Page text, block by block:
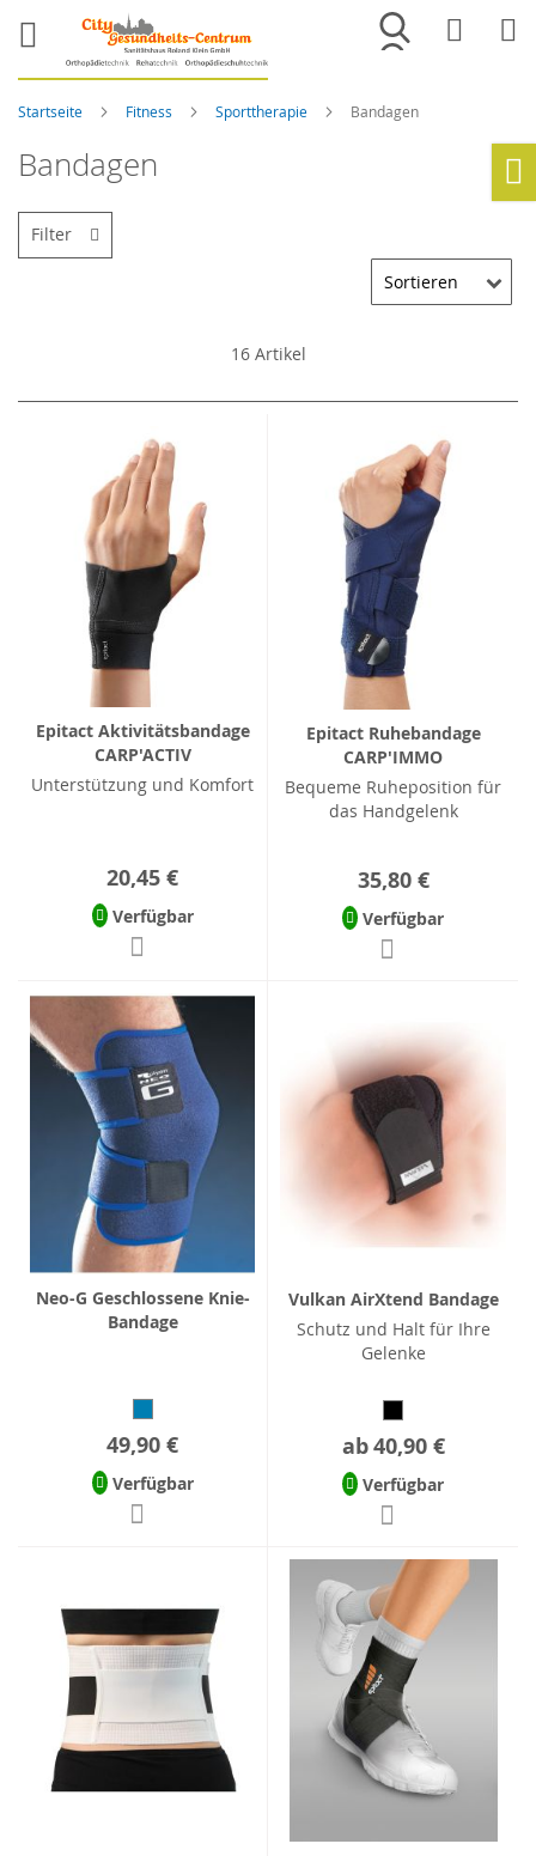
Merkliste
Startseite Fitness Sporttherapie Bandagen
Bandagen
16Artikel
Epitact Aktivitätsbandage
CARP'ACTIV
Unterstützung und Komfort
20,45 €
Verfügbar
Epitact Ruhebandage
CARP'IMMO
Bequeme Ruheposition für
das Handgelenk
35,80 €
Verfügbar
Neo-G Geschlossene Knie-
Bandage
49,90 €
Verfügbar
Vulkan AirXtend Bandage
Schutz und Halt für Ihre
Gelenke
ab40,90 €
Verfügbar
Filter